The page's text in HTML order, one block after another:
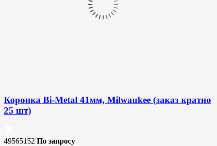
Коронка Bi-Metal 41мм, Milwaukee (заказ кратно
25 шт)
49565152 По запросу